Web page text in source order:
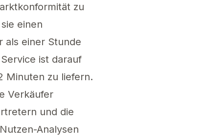
zu
einen
als einer Stunde
ist darauf
Minuten zu liefern.
Verkäufer
und die
Analysen